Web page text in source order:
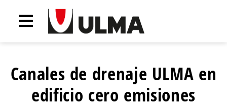
Canales de drenaje ULMA en
edificio cero emisiones